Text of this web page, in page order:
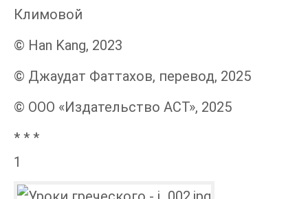
Климовой
© Han Kang, 2023
© Джаудат Фаттахов, перевод, 2025
© ООО «Издательство АСТ», 2025
* * *
1